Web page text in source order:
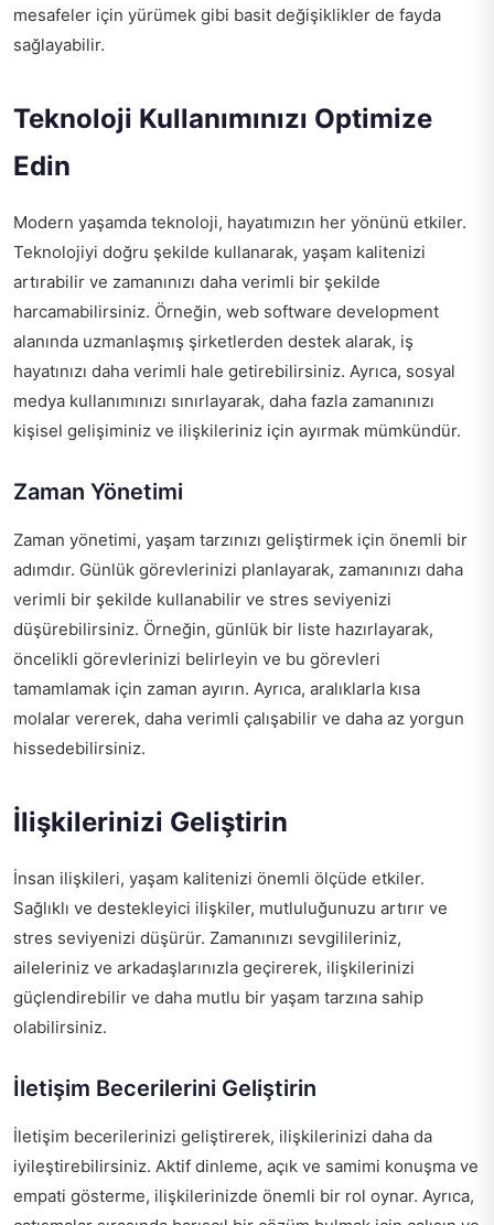
mesafeler için yürümek gibi basit değişiklikler de fayda
sağlayabilir.
Teknoloji Kullanımınızı Optimize
Edin
Modern yaşamda teknoloji, hayatımızın her yönünü etkiler.
Teknolojiyi doğru şekilde kullanarak, yaşam kalitenizi
artırabilir ve zamanınızı daha verimli bir şekilde
harcamabilirsiniz. Örneğin, web software development
alanında uzmanlaşmış şirketlerden destek alarak, iş
hayatınızı daha verimli hale getirebilirsiniz. Ayrıca, sosyal
medya kullanımınızı sınırlayarak, daha fazla zamanınızı
kişisel gelişiminiz ve ilişkileriniz için ayırmak mümkündür.
Zaman Yönetimi
Zaman yönetimi, yaşam tarzınızı geliştirmek için önemli bir
adımdır. Günlük görevlerinizi planlayarak, zamanınızı daha
verimli bir şekilde kullanabilir ve stres seviyenizi
düşürebilirsiniz. Örneğin, günlük bir liste hazırlayarak,
öncelikli görevlerinizi belirleyin ve bu görevleri
tamamlamak için zaman ayırın. Ayrıca, aralıklarla kısa
molalar vererek, daha verimli çalışabilir ve daha az yorgun
hissedebilirsiniz.
İlişkilerinizi Geliştirin
İnsan ilişkileri, yaşam kalitenizi önemli ölçüde etkiler.
Sağlıklı ve destekleyici ilişkiler, mutluluğunuzu artırır ve
stres seviyenizi düşürür. Zamanınızı sevgilileriniz,
aileleriniz ve arkadaşlarınızla geçirerek, ilişkilerinizi
güçlendirebilir ve daha mutlu bir yaşam tarzına sahip
olabilirsiniz.
İletişim Becerilerini Geliştirin
İletişim becerilerinizi geliştirerek, ilişkilerinizi daha da
iyileştirebilirsiniz. Aktif dinleme, açık ve samimi konuşma ve
empati gösterme, ilişkilerinizde önemli bir rol oynar. Ayrıca,